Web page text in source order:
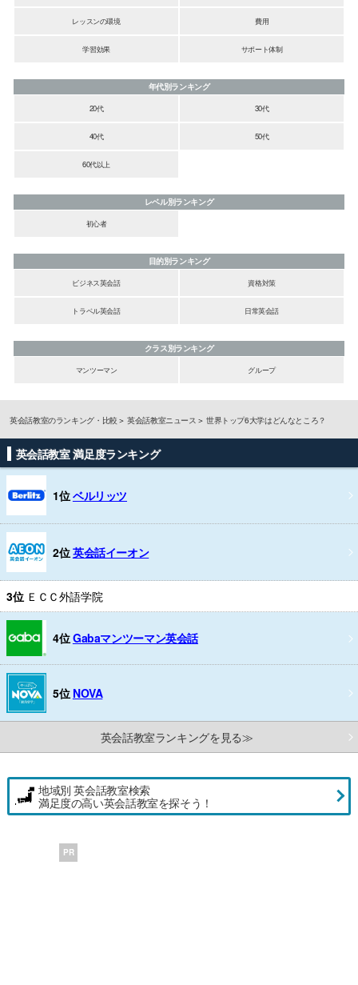
レッスンの環境 費用
学習効果 サポート体制
年代別ランキング
20代
30代
40代 50代
60代以上
レベル別ランキング
初心者
目的別ランキング
ビジネス英会話
資格対策
トラベル英会話 日常英会話
クラス別ランキング
マンツーマン
グループ
英会話教室のランキング・比較 英会話教室ニュース 世界トップ6大学はどんなところ？
英会話教室 満足度ランキング
1位ベルリッツ
2位英会話イーオン
3位 ＥＣＣ外語学院
4位Gabaマンツーマン英会話
5位 NOVA
英会話教室ランキングを見る≫
地域別 英会話教室検索
満足度の高い英会話教室を探そう！
PR